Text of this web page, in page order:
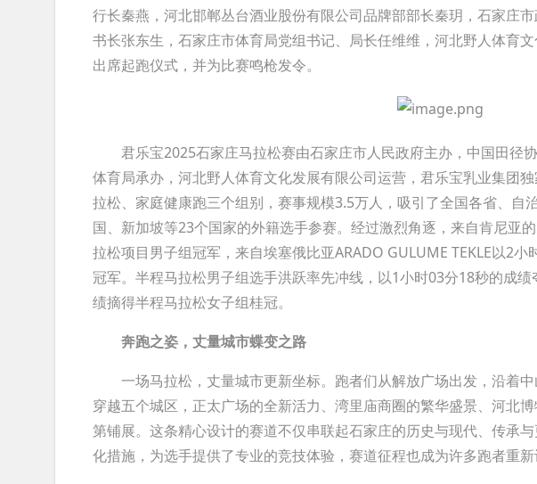
行长秦燕，河北邯郸丛台酒业股份有限公司品牌部部长秦玥，石家庄
书长张东生，石家庄市体育局党组书记、局长任维维，河北野人体育
出席起跑仪式，并为比赛鸣枪发令。
君乐宝2025石家庄马拉松赛由石家庄市人民政府主办，中国田径
体育局承办，河北野人体育文化发展有限公司运营，君乐宝乳业集团
拉松、家庭健康跑三个组别，赛事规模3.5万人，吸引了全国各省、自
国、新加坡等23个国家的外籍选手参赛。经过激烈角逐，来自肯尼亚
拉松项目男子组冠军，来自埃塞俄比亚ARADO GULUME TEKLE以2
冠军。半程马拉松男子组选手洪跃率先冲线，以1小时03分18秒的成
绩摘得半程马拉松女子组桂冠。
奔跑之姿，丈量城市蝶变之路
一场马拉松，丈量城市更新坐标。跑者们从解放广场出发，沿着中
穿越五个城区，正太广场的全新活力、湾里庙商圈的繁华盛景、河北
第铺展。这条精心设计的赛道不仅串联起石家庄的历史与现代、传承
化措施，为选手提供了专业的竞技体验，赛道征程也成为许多跑者重新